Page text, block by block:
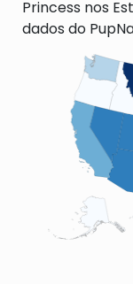
Princess nos
dados do